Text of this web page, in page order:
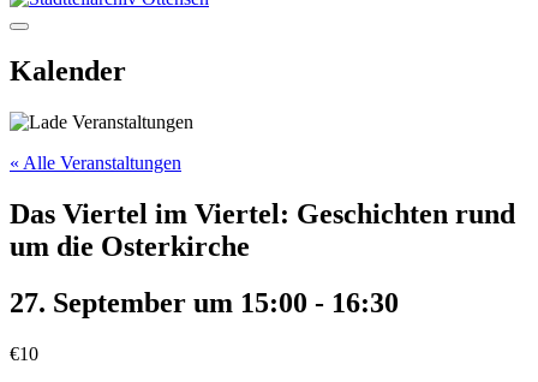
Kalender
« Alle Veranstaltungen
Das Viertel im Viertel: Geschichten rund
um die Osterkirche
27. September um 15:00 - 16:30
€10